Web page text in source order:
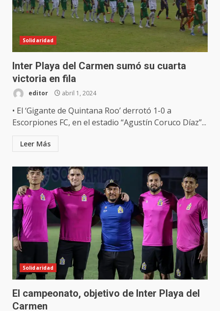
Solidaridad
Inter Playa del Carmen sumó su cuarta
victoria en fila
editor abril 1, 2024
• El ‘Gigante de Quintana Roo’ derrotó 1-0 a
Escorpiones FC, en el estadio “Agustín Coruco Díaz”...
Leer Más
Solidaridad
El campeonato, objetivo de Inter Playa del
Carmen